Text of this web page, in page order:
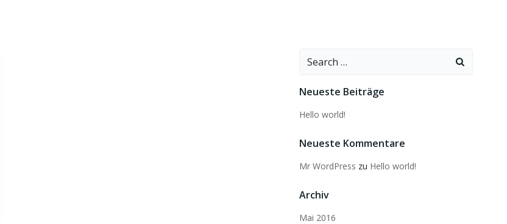
Search
Neueste Beiträge
Hello world!
Neueste Kommentare
Mr WordPress zu Hello world!
Archiv
Mai 2016